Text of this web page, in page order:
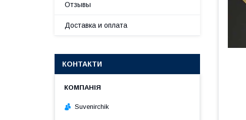
Отзывы
Доставка и оплата
КОНТАКТИ
Suvenirсhik